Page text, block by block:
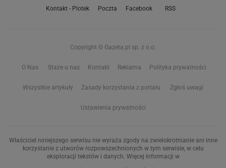
Kontakt - Plotek Poczta Facebook RSS
Copyright © Gazeta.pl sp. z o.o.
O Nas Staże u nas Kontakt Reklama Polityka prywatności
Wszystkie artykuły Zasady korzystania z portalu Zgłoś uwagi
Ustawienia prywatności
Właściciel niniejszego serwisu nie wyraża zgody na zwielokrotnianie ani inne
korzystanie z utworów rozpowszechnionych w tym serwisie, w celu
eksploracji tekstów i danych. Więcej informacji w